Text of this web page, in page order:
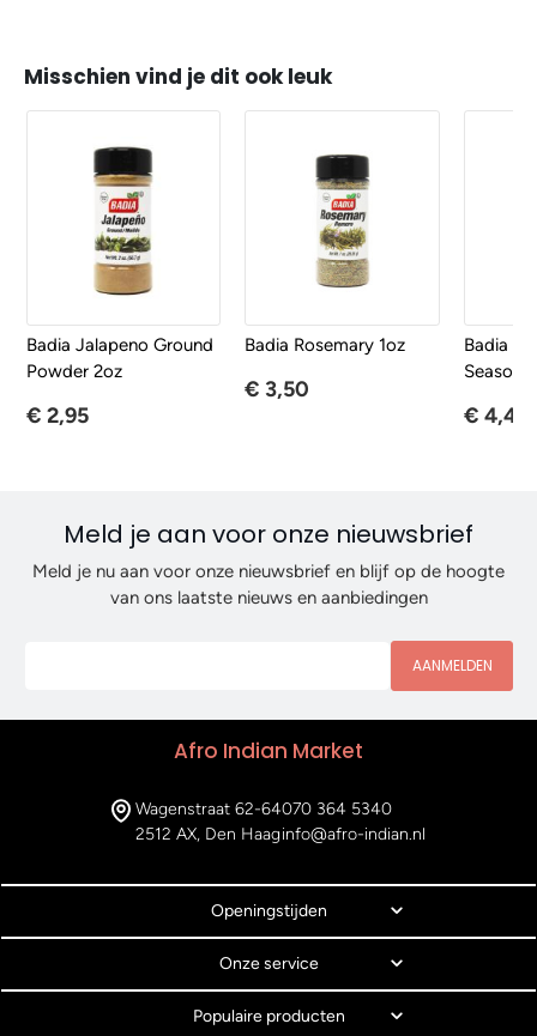
Misschien vind je dit ook leuk
Badia Jalapeno Ground
Powder 2oz
€ 2,95
Badia Rosemary 1oz
€ 3,50
Badia
€ 4,45
Meld je aan voor onze nieuwsbrief
Meld je nu aan voor onze nieuwsbrief en blijf op de hoogte
van ons laatste nieuws en aanbiedingen
AANMELDEN
Afro Indian Market
Wagenstraat 62-64
2512 AX, Den Haag
070 364 5340
info@afro-indian.nl
Openingstijden
Onze service
Populaire producten